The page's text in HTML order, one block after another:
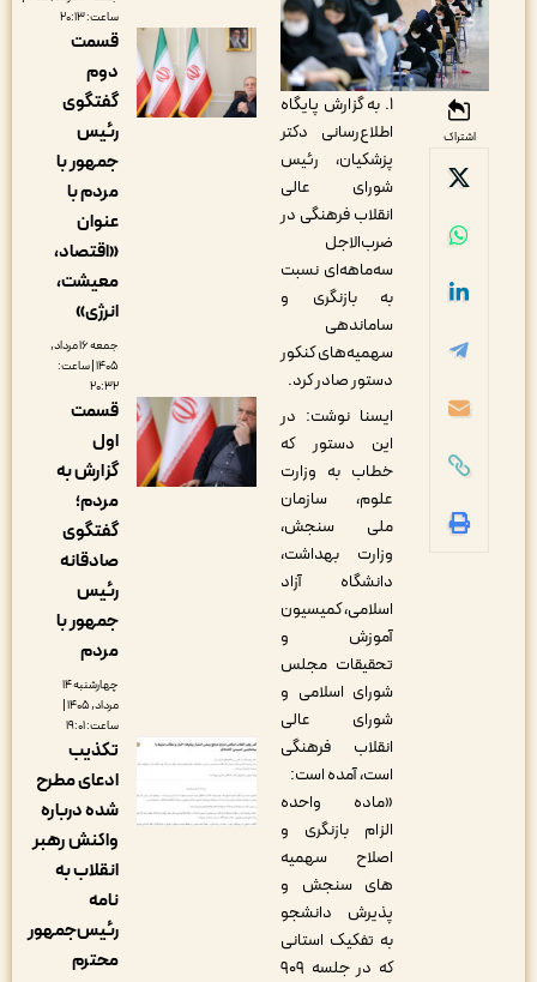
به گزارش پایگاه
اطلاع‌رسانی دکتر
پزشکیان، رئیس‌
شورای عالی
انقلاب فرهنگی در
ضرب‌الاجل
سه‌ماهه‌ای نسبت
به بازنگری و
ساماندهی
سهمیه‌های کنکور
دستور صادر کرد.
ایسنا نوشت: در
این دستور که
خطاب به وزارت
علوم، سازمان
ملی سنجش،
وزارت بهداشت،
دانشگاه آزاد
اسلامی، کمیسیون
آموزش و
تحقیقات مجلس
شورای اسلامی و
شورای عالی
انقلاب فرهنگی
است، آمده است:
«ماده واحده
الزام بازنگری و
اصلاح سهمیه
های سنجش و
پذیرش دانشجو
به تفکیک استانی
که در جلسه ۹۰۹
قسمت
دوم
گفتگوی
جمهور با
«اقتصاد،
معیشت،
جمعه ۱۶ مرداد,
۱۴۰۵ | ساعت:
قسمت
اول
گزارش به
گفتگوی
صادقانه
جمهور با
چهارشنبه ۱۴
مرداد, ۱۴۰۵ |
تکذیب
ادعای مطرح
شده درباره
واکنش رهبر
انقلاب به
رئیس‌جمهور